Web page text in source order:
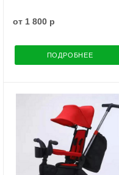
от 1 800 р
ПОДРОБНЕЕ